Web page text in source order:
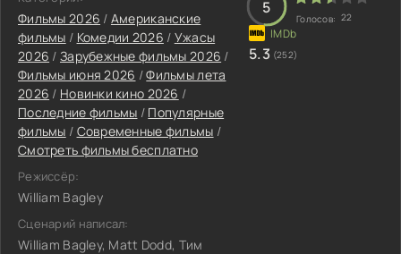
Фильмы 2026 / Американские
фильмы / Комедии 2026 / Ужасы
2026 / Зарубежные фильмы 2026 /
Фильмы июня 2026 /Фильмы лета
2026 / Новинки кино 2026 /
Последние фильмы / Популярные
фильмы / Современные фильмы /
Смотреть фильмы бесплатно
Режиссёр:
William Bagley
Сценарий написал:
William Bagley, Matt Dodd, Тим
5
Голосов: 22
5.3 (252)